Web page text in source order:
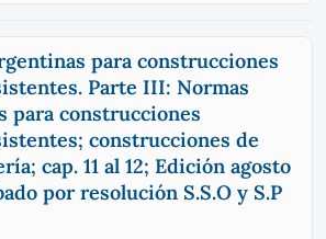
para construcciones
Parte III: Normas
para construcciones
construcciones de
cap. 11 al 12; Edición agosto
por resolución S.S.O y S.P